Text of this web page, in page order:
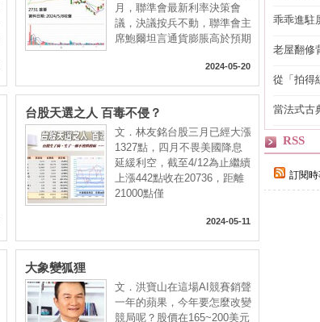
月，聯準會最新利率決策會
議，決議按兵不動，聯準會主
席鮑爾坦言通貨膨脹高於預期
2024-05-20
台股天選之人 百毒不侵？
文．林友銘台股三月已經大漲
1327點，四月不畏美國降息
延緩利空，截至4/12為止繼續
上漲442點收在20736，距離
21000點僅
2024-05-11
大象變狐狸
文．洪寶山在這場AI競賽銷聲
一年的蘋果，今年要怎麼改變
競局呢？股價在165~200美元
乖乖進駐
老屋翻修
從「拍得
當法式古
RSS
訂閱